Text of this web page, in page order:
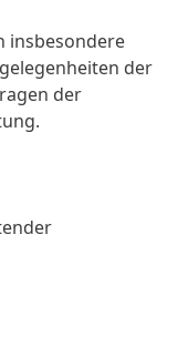
insbesondere
der
der